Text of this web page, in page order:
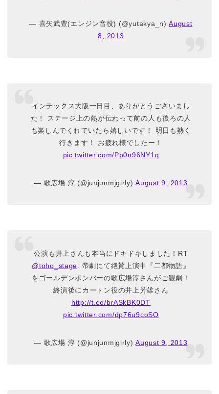
— 喜矢武豊(エンジン音役) (@yutakya_n)August
8, 2013
インテックス大阪一日目、ありがとうございまし
た！ ステージ上の熱が伝わって前の人も後ろの人
も楽しんでくれていたら嬉しいです！ 明日も熱く
行きます！ お疲れ様でしたー！
pic.twitter.com/Pp0n96NY1q
— 歌広場 淳 (@junjunmjgirly)August 9, 2013
公演も井上さんも本当にドキドキしました！RT
@toho_stage: 帝劇にて絶賛上演中『二都物語』
をゴールデンボンバーの歌広場淳さんがご観劇！
終演後にカートン役の井上芳雄さん
http://t.co/brASkBK0DT
pic.twitter.com/dp76u9coSO
— 歌広場 淳 (@junjunmjgirly)August 9, 2013